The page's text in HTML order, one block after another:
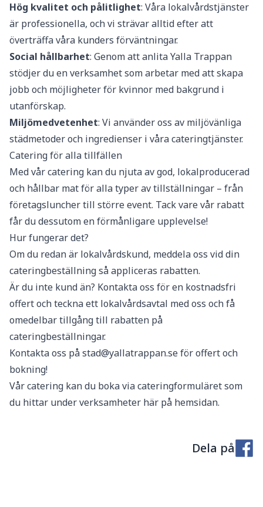
Hög kvalitet och pålitlighet: Våra lokalvårdstjänster
är professionella, och vi strävar alltid efter att
överträffa våra kunders förväntningar.
Social hållbarhet: Genom att anlita Yalla Trappan
stödjer du en verksamhet som arbetar med att skapa
jobb och möjligheter för kvinnor med bakgrund i
utanförskap.
Miljömedvetenhet: Vi använder oss av miljövänliga
städmetoder och ingredienser i våra cateringtjänster.
Catering för alla tillfällen
Med vår catering kan du njuta av god, lokalproducerad
och hållbar mat för alla typer av tillställningar – från
företagsluncher till större event. Tack vare vår rabatt
får du dessutom en förmånligare upplevelse!
Hur fungerar det?
Om du redan är lokalvårdskund, meddela oss vid din
cateringbeställning så appliceras rabatten.
Är du inte kund än? Kontakta oss för en kostnadsfri
offert och teckna ett lokalvårdsavtal med oss och få
omedelbar tillgång till rabatten på
cateringbeställningar.
Kontakta oss på stad@yallatrappan.se för offert och
bokning!
Vår catering kan du boka via cateringformuläret som
du hittar under verksamheter här på hemsidan.
Dela på